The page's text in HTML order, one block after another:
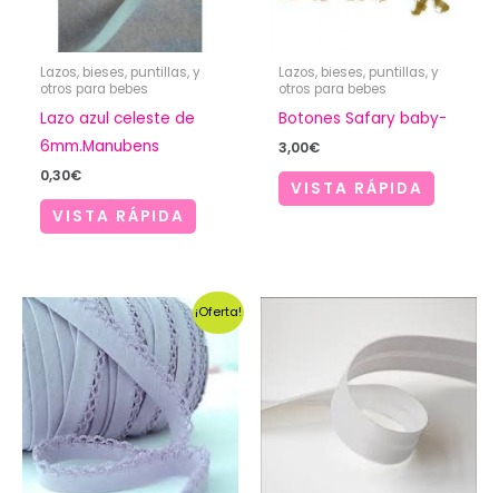
Lazos, bieses, puntillas, y
otros para bebes
Lazo azul celeste de
6mm.Manubens
0,30€
VISTA RÁPIDA
Lazos, bieses, puntillas, y
otros para bebes
Botones Safary baby-
3,00€
VISTA RÁPIDA
¡Oferta!